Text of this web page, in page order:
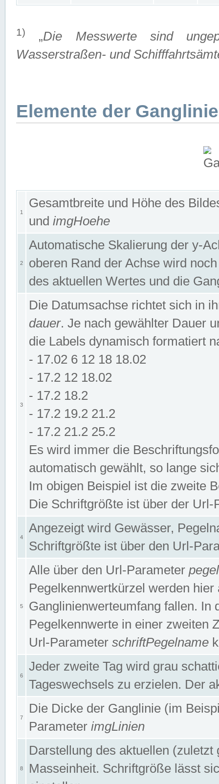
1) „Die Messwerte sind
Wasserstraßen- und
Elemente der
1
Gesamtbreite und Höhe des
und imgHoehe
2
Automatische Skalierung der y-
oberen Rand der Achse wird
des aktuellen Wertes und die
3
Die Datumsachse richtet sich in
dauer. Je nach gewählter Dauer
die Labels dynamisch formatiert
- 17.02 6 12 18 18.02
- 17.2 12 18.02
- 17.2 18.2
- 17.2 19.2 21.2
- 17.2 21.2 25.2
Es wird immer die
automatisch gewählt, so lange
Im obigen Beispiel ist die zweite
Die Schriftgrößte ist über der
4
Angezeigt wird Gewässer,
Schriftgrößte ist über den Url-
5
Alle über den Url-Parameter
Pegelkennwertkürzel werden
Ganglinienwerteumfang fallen. In
Pegelkennwerte in einer zweiten
Url-Parameter schriftPegelname
6
Jeder zweite Tag wird grau
Tageswechsels zu erzielen. Der
7
Die Dicke der Ganglinie (im
Parameter imgLinien
8
Darstellung des aktuellen
Masseinheit. Schriftgröße lässt